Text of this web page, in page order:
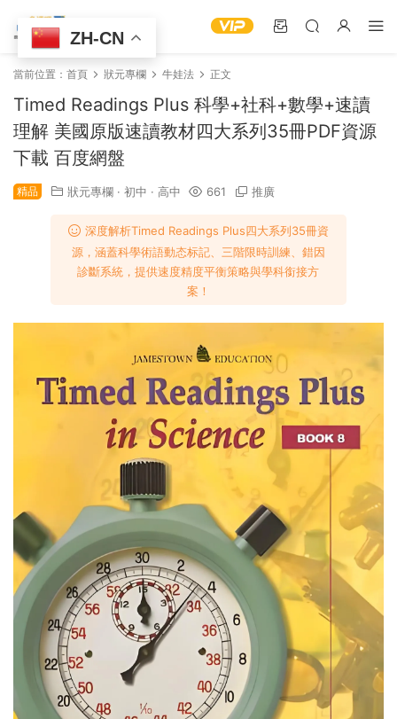
當前位置： 首頁 狀元專欄 牛娃法 正文
Timed Readings Plus 科學+社科+數學+速讀
理解 美國原版速讀教材四大系列35冊PDF資源
下載 百度網盤
精品 狀元專欄 · 初中 · 高中 661 推廣
深度解析Timed Readings Plus四大系列35冊資
源，涵蓋科學術語動态标記、三階限時訓練、錯因
診斷系統，提供速度精度平衡策略與學科銜接方
案！
ZH-CN